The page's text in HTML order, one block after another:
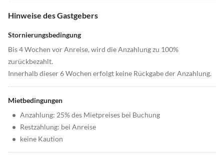
Hinweise des Gastgebers
Stornierungsbedingung
Bis 4 Wochen vor Anreise, wird die Anzahlung zu 100%
zurückbezahlt.
Innerhalb dieser 6 Wochen erfolgt keine Rückgabe der Anzahlung.
Mietbedingungen
• Anzahlung: 25% des Mietpreises bei Buchung
• Restzahlung: bei Anreise
• keine Kaution